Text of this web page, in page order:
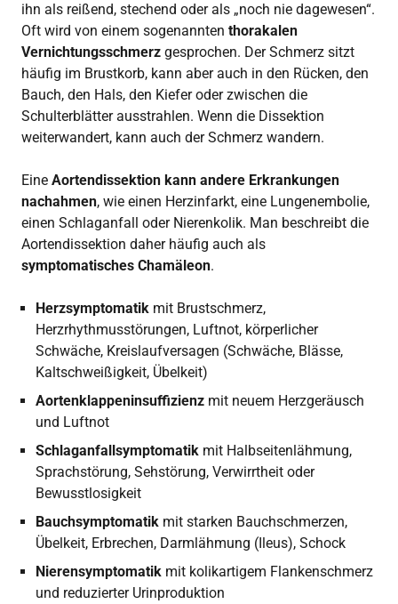
ihn als reißend, stechend oder als „noch nie dagewesen“.
Oft wird von einem sogenannten thorakalen
Vernichtungsschmerz gesprochen. Der Schmerz sitzt
häufig im Brustkorb, kann aber auch in den Rücken, den
Bauch, den Hals, den Kiefer oder zwischen die
Schulterblätter ausstrahlen. Wenn die Dissektion
weiterwandert, kann auch der Schmerz wandern.
Eine Aortendissektion kann andere Erkrankungen
nachahmen, wie einen Herzinfarkt, eine Lungenembolie,
einen Schlaganfall oder Nierenkolik. Man beschreibt die
Aortendissektion daher häufig auch als
symptomatisches Chamäleon.
Herzsymptomatik mit Brustschmerz,
Herzrhythmusstörungen, Luftnot, körperlicher
Schwäche, Kreislaufversagen (Schwäche, Blässe,
Kaltschweißigkeit, Übelkeit)
Aortenklappeninsuffizienz mit neuem Herzgeräusch
und Luftnot
Schlaganfallsymptomatik mit Halbseitenlähmung,
Sprachstörung, Sehstörung, Verwirrtheit oder
Bewusstlosigkeit
Bauchsymptomatik mit starken Bauchschmerzen,
Übelkeit, Erbrechen, Darmlähmung (Ileus), Schock
Nierensymptomatik mit kolikartigem Flankenschmerz
und reduzierter Urinproduktion